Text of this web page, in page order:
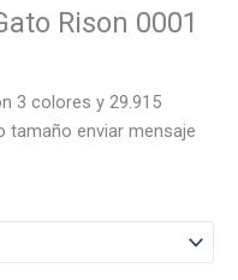
Rison 0001
3 colores y 29.915
tamaño enviar mensaje